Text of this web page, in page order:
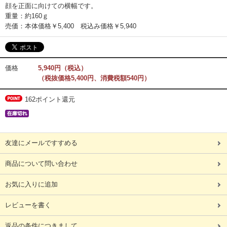
顔を正面に向けての横幅です。
重量：約160ｇ
売価：本体価格￥5,400 税込み価格￥5,940
価格
5,940円（税込）
（税抜価格5,400円、消費税額540円）
162ポイント還元
友達にメールですすめる
商品について問い合わせ
お気に入りに追加
レビューを書く